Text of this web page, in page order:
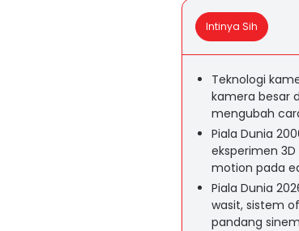
Intinya Sih
Teknologi
kamera besar
mengubah
Piala Dunia
eksperimen
motion pada
Piala Dunia
wasit, sistem
pandang